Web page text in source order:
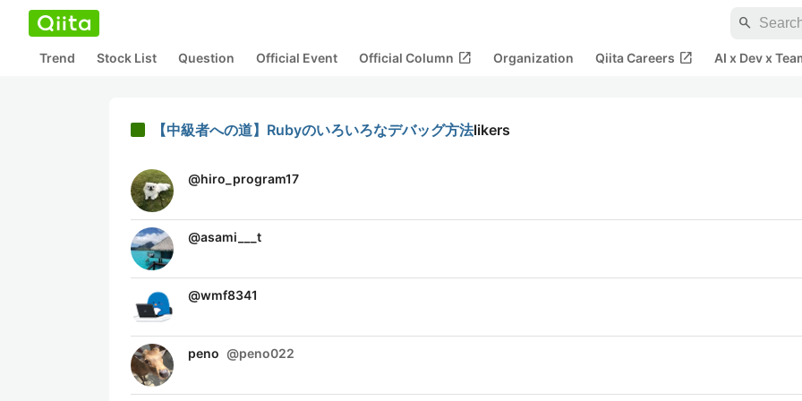
search
Trend Stock List Question Official Event Official Column open_in_new Organization Qiita Careers open_in_new AI x Dev x
【中級者への道】Rubyのいろいろなデバッグ方法likers
@hiro_program17
@asami___t
@wmf8341
peno @peno022